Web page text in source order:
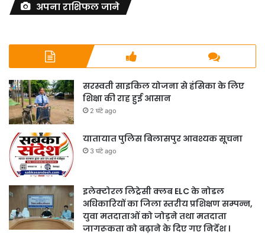
अपना राशिफल जाने
सरस्वती साइकिल योजना से हंसिका के लिए
शिक्षा की राह हुई आसान
2 घंटे ago
यातायात पुलिस बिलासपुर आवश्यक सूचना
3 घंटे ago
इलेक्टोरल लिट्रेसी क्लब ELC के नोडल
अधिकारियों का जिला स्तरीय प्रशिक्षण सम्पन्न,
युवा मतदाताओं को जोड़ने तथा मतदाता
जागरूकता को बढ़ाने के दिए गए निर्देश ।